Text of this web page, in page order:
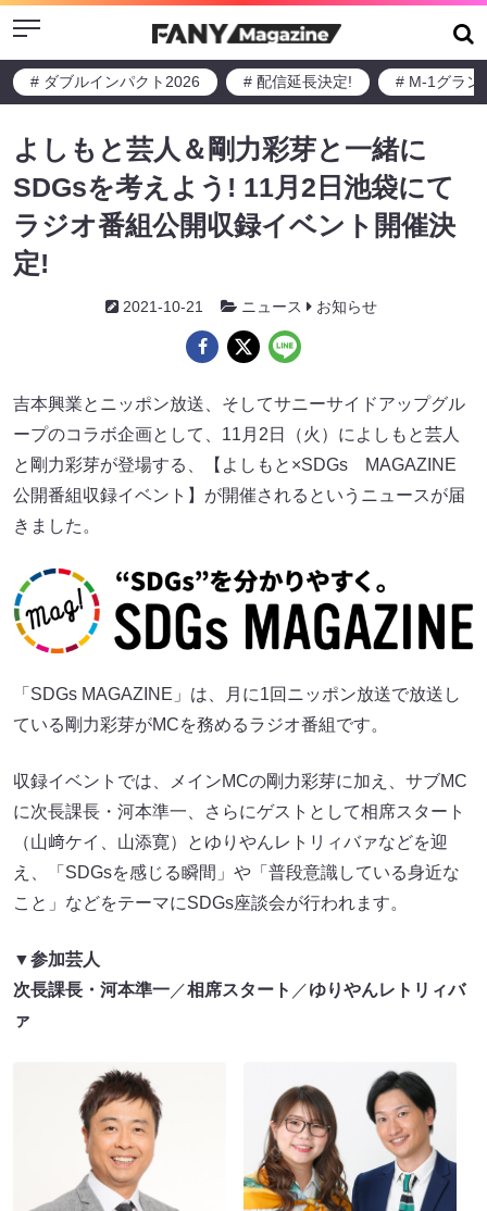
Menu
# ダブルインパクト2026 # 配信延長決定! # M-1グラン
よしもと芸人＆剛力彩芽と一緒に
SDGsを考えよう! 11月2日池袋にて
ラジオ番組公開収録イベント開催決
定!
2021-10-21 ニュース お知らせ
吉本興業とニッポン放送、そしてサニーサイドアップグル
ープのコラボ企画として、11月2日（火）によしもと芸人
と剛力彩芽が登場する、【よしもと×SDGs MAGAZINE
公開番組収録イベント】が開催されるというニュースが届
きました。
「SDGs MAGAZINE」は、月に1回ニッポン放送で放送し
ている剛力彩芽がMCを務めるラジオ番組です。
収録イベントでは、メインMCの剛力彩芽に加え、サブMC
に次長課長・河本準一、さらにゲストとして相席スタート
（山﨑ケイ、山添寛）とゆりやんレトリィバァなどを迎
え、「SDGsを感じる瞬間」や「普段意識している身近な
こと」などをテーマにSDGs座談会が行われます。
▼参加芸人
次長課長・河本準一 ／相席スタート ／ゆりやんレトリィバ
ァ